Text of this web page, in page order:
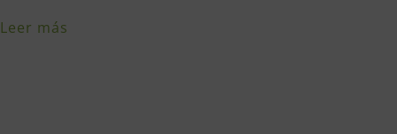
Leer más